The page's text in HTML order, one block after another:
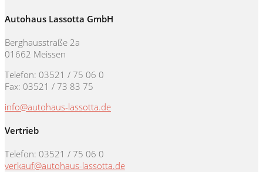
Autohaus Lassotta GmbH
Berghausstraße 2a
01662 Meissen
Telefon: 03521 / 75 06 0
Fax: 03521 / 73 83 75
info@autohaus-lassotta.de
Vertrieb
Telefon: 03521 / 75 06 0
verkauf@autohaus-lassotta.de